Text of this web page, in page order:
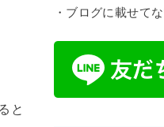
と
・ブログに載せて